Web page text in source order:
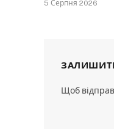
5 Серпня 2026
Щоб